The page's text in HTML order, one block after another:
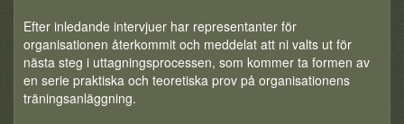
Efter inledande intervjuer har representanter för
organisationen återkommit och meddelat att ni valts ut för
nästa steg i uttagningsprocessen, som kommer ta formen av
en serie praktiska och teoretiska prov på organisationens
träningsanläggning.